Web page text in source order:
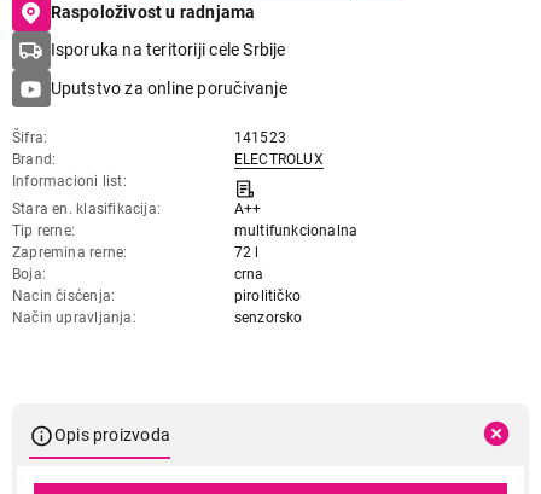
Raspoloživost u radnjama
Isporuka na teritoriji cele Srbije
Uputstvo za online poručivanje
Šifra
141523
Brand
ELECTROLUX
Informacioni list
Stara en. klasifikacija
A++
Tip rerne
multifunkcionalna
Zapremina rerne
72 l
Boja
crna
Nacin čisćenja
pirolitičko
Način upravljanja
senzorsko
Opis proizvoda